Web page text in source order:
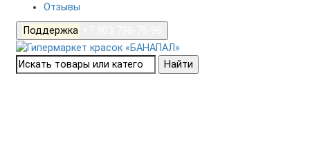
Отзывы
Поддержка
Найти